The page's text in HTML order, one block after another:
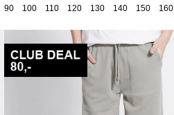
90 100 110 120 130 140 150 160